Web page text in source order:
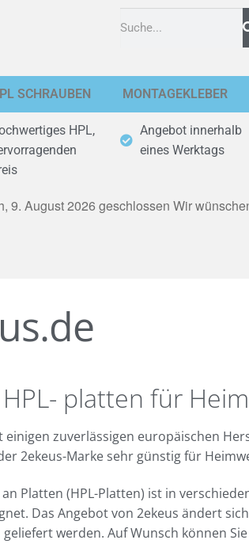
SCHRAUBEN MONTAGEKLEBER
HPL,
Angebot innerhalb
eines Werktags
9. August 2026 geschlossen Wir
platten für
zuverlässigen europäischen
2ekeus-Marke sehr günstig für
Platten (HPL-Platten) ist in
Das Angebot von 2ekeus ändert
werden. Auf Wunsch können